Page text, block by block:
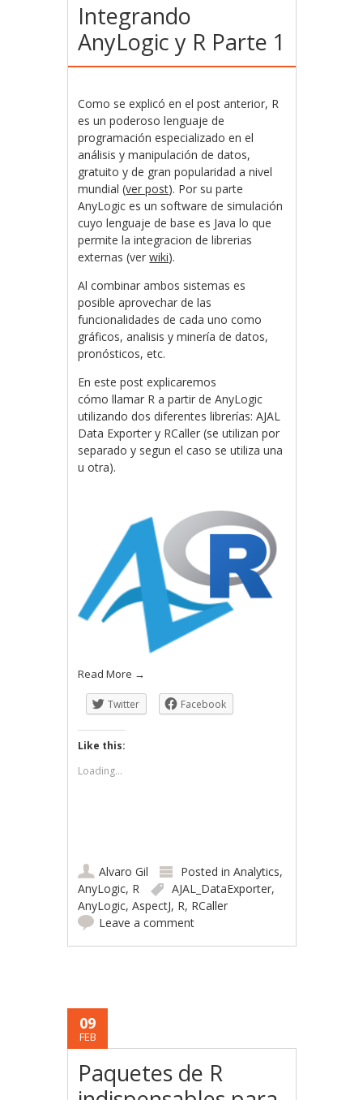
Integrando
AnyLogic y R Parte 1
Como se explicó en el post anterior, R
es un poderoso lenguaje de
programación especializado en el
análisis y manipulación de datos,
gratuito y de gran popularidad a nivel
mundial (ver post). Por su parte
AnyLogic es un software de simulación
cuyo lenguaje de base es Java lo que
permite la integracion de librerias
externas (verwiki).
Al combinar ambos sistemas es
posible aprovechar de las
funcionalidades de cada uno como
gráficos, analisis y minería de datos,
pronósticos, etc.
En este post explicaremos
cómo llamar R a partir de AnyLogic
utilizando dos diferentes librerías: AJAL
Data Exporter y RCaller (se utilizan por
separado y segun el caso se utiliza una
u otra).
Read More →
Twitter Facebook
Like this:
Loading...
Alvaro Gil Posted inAnalytics,
AnyLogic, R AJAL_DataExporter,
AnyLogic,AspectJ, R, RCaller
Leave a comment
09
FEB
Paquetes de R